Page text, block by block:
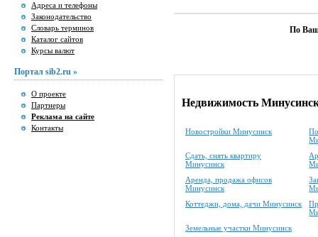
Адреса и телефоны
Законодательство
Словарь терминов
Каталог сайтов
Курсы валют
Портал sib2.ru »
О проекте
Партнеры
Реклама на сайте
Контакты
По
Недвижимость
Новостройки Минусинск
Сдать, снять квартиру
Минусинск
Аренда, продажа офисов
Минусинск
Коттеджи, дома, дачи Минусинск
Земельные участки Минусинск